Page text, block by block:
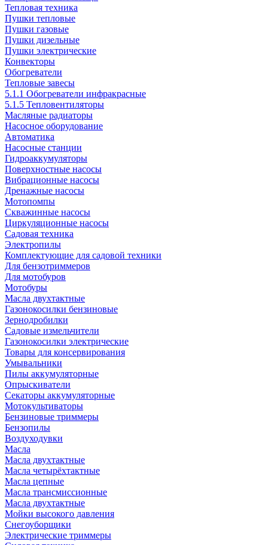
Тепловая техника
Пушки тепловые
Пушки газовые
Пушки дизельные
Пушки электрические
Конвекторы
Обогреватели
Тепловые завесы
5.1.1 Обогреватели инфракрасные
5.1.5 Тепловентиляторы
Масляные радиаторы
Насосное оборудование
Автоматика
Насосные станции
Гидроаккумуляторы
Поверхностные насосы
Вибрационные насосы
Дренажные насосы
Мотопомпы
Скважинные насосы
Циркуляционные насосы
Садовая техника
Электропилы
Комплектующие для садовой техники
Для бензотриммеров
Для мотобуров
Мотобуры
Масла двухтактные
Газонокосилки бензиновые
Зернодробилки
Садовые измельчители
Газонокосилки электрические
Товары для консервирования
Умывальники
Пилы аккумуляторные
Опрыскиватели
Секаторы аккумуляторные
Мотокультиваторы
Бензиновые триммеры
Бензопилы
Воздуходувки
Масла
Масла двухтактные
Масла четырёхтактные
Масла цепные
Масла трансмиссионные
Масла двухтактные
Мойки высокого давления
Снегоуборщики
Электрические триммеры